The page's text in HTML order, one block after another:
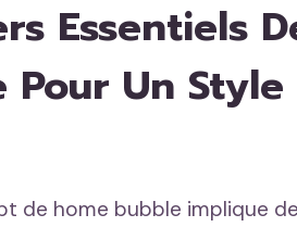
Essentiels
Un
de home bubble implique